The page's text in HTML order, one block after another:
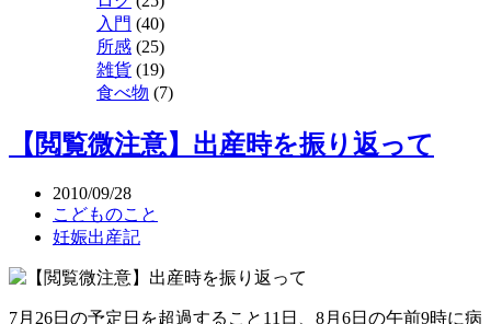
入門 (40)
所感 (25)
雑貨 (19)
食べ物 (7)
【閲覧微注意】出産時を振り返って
2010/09/28
こどものこと
妊娠出産記
7月26日の予定日を超過すること11日、8月6日の午前9時に病